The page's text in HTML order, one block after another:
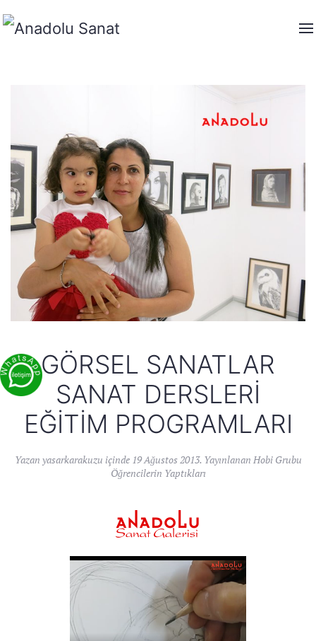
GÖRSEL SANATLAR
SANAT DERSLERI
EĞITIM PROGRAMLARI
Yazan yasarkarakuzu içinde 19 Ağustos 2013. Yayınlanan Hobi Grubu
Öğrencilerin Yaptıkları